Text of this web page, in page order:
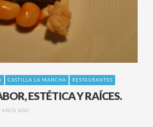
CASTILLA LA MANCHA RESTAURANTES
ESTÉTICA Y RAÍCES.
AÑOS AGO